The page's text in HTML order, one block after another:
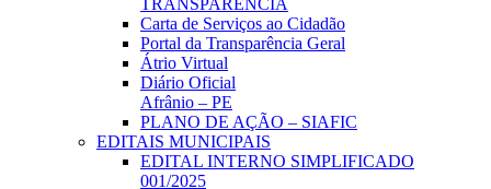
TRANSPARÊNCIA
Carta de Serviços ao Cidadão
Portal da Transparência Geral
Átrio Virtual
Diário Oficial
Afrânio – PE
PLANO DE AÇÃO – SIAFIC
EDITAIS MUNICIPAIS
EDITAL INTERNO SIMPLIFICADO
001/2025